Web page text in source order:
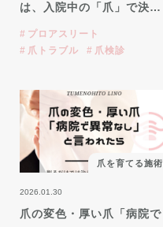
は、入院中の「爪」で決…
プロアスリート
爪トラブル
爪検診
爪を育てる施術
2026.01.30
爪の変色・厚い爪「病院で